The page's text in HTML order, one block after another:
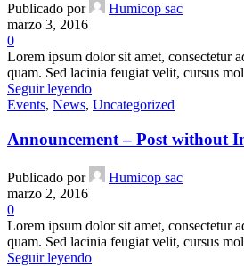
Publicado por
Humicop sac
marzo 3, 2016
0
Lorem ipsum dolor sit amet, consectetur
quam. Sed lacinia feugiat velit, cursus
Seguir leyendo
Events, News, Uncategorized
Announcement – Post without
Publicado por
Humicop sac
marzo 2, 2016
0
Lorem ipsum dolor sit amet, consectetur
quam. Sed lacinia feugiat velit, cursus
Seguir leyendo